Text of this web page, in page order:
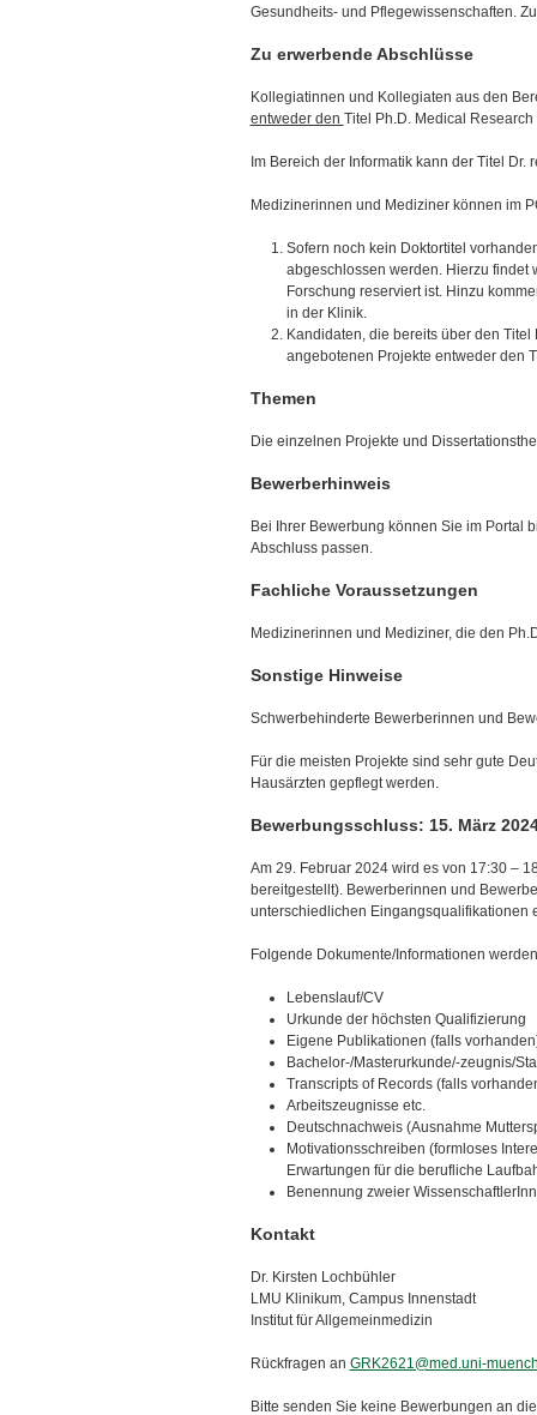
Gesundheits- und Pflegewissenschaften.
Zu erwerbende Abschlüsse
Kollegiatinnen und Kollegiaten aus den
entweder den Titel Ph.D. Medical
Im Bereich der Informatik kann der Titel Dr.
Medizinerinnen und Mediziner können im
Sofern noch kein Doktortitel
abgeschlossen werden. Hierzu findet
Forschung reserviert ist. Hinzu
in der Klinik.
Kandidaten, die bereits über den
angebotenen Projekte entweder den
Themen
Die einzelnen Projekte und
Bewerberhinweis
Bei Ihrer Bewerbung können Sie im Portal
Abschluss passen.
Fachliche Voraussetzungen
Medizinerinnen und Mediziner, die den
Sonstige Hinweise
Schwerbehinderte Bewerberinnen und
Für die meisten Projekte sind sehr gute
Hausärzten gepflegt werden.
Bewerbungsschluss: 15. März
Am 29. Februar 2024 wird es von 17:30 –
bereitgestellt). Bewerberinnen und
unterschiedlichen Eingangsqualifikationen
Folgende Dokumente/Informationen
Lebenslauf/CV
Urkunde der höchsten Qualifizierung
Eigene Publikationen (falls
Bachelor-/Masterurkunde/-zeugnis/
Transcripts of Records (falls
Arbeitszeugnisse etc.
Deutschnachweis (Ausnahme
Motivationsschreiben (formloses
Erwartungen für die berufliche
Benennung zweier
Kontakt
Dr. Kirsten Lochbühler
LMU Klinikum, Campus Innenstadt
Institut für Allgemeinmedizin
Rückfragen an GRK2621@med.uni-
Bitte senden Sie keine Bewerbungen an